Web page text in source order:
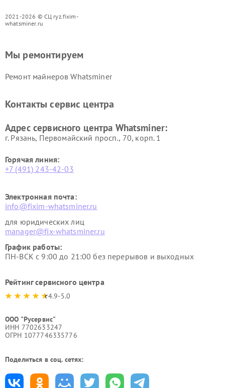
2021-2026 © СЦ ryz.fixim-
whatsminer.ru
Мы ремонтируем
Ремонт майнеров Whatsminer
Контакты сервис центра
Адрес сервисного центра Whatsminer:
г. Рязань, Первомайский просп., 70, корп. 1
Горячая линия:
+7 (491) 243-42-03
Электронная почта:
info@fixim-whatsminer.ru
для юридических лиц
manager@fix-whatsminer.ru
График работы:
ПН-ВСК с 9:00 до 21:00 без перерывов и выходных
Рейтинг сервисного центра
4.9-5.0
ООО "Русервис"
ИНН 7702633247
ОГРН 1077746335776
Поделиться в соц. сетях: